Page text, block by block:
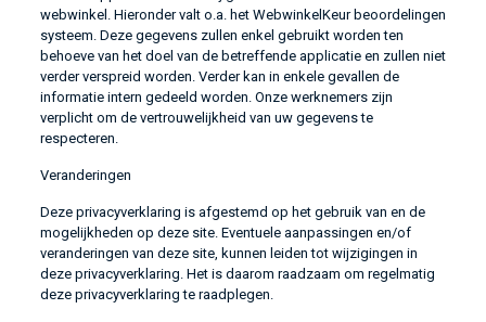
webwinkel. Hieronder valt o.a. het WebwinkelKeur beoordelingen
systeem. Deze gegevens zullen enkel gebruikt worden ten
behoeve van het doel van de betreffende applicatie en zullen niet
verder verspreid worden. Verder kan in enkele gevallen de
informatie intern gedeeld worden. Onze werknemers zijn
verplicht om de vertrouwelijkheid van uw gegevens te
respecteren.
Veranderingen
Deze privacyverklaring is afgestemd op het gebruik van en de
mogelijkheden op deze site. Eventuele aanpassingen en/of
veranderingen van deze site, kunnen leiden tot wijzigingen in
deze privacyverklaring. Het is daarom raadzaam om regelmatig
deze privacyverklaring te raadplegen.